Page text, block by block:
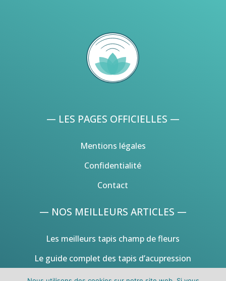
— LES PAGES OFFICIELLES —
Mentions légales
Confidentialité
Contact
— NOS MEILLEURS ARTICLES —
Les meilleurs tapis champ de fleurs
Le guide complet des tapis d’acupression